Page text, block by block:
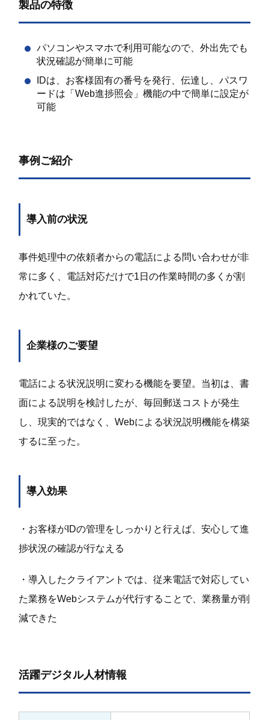
製品の特徴
パソコンやスマホで利用可能なので、外出先でも
状況確認が簡単に可能
IDは、お客様固有の番号を発行、伝達し、パスワ
ードは「Web進捗照会」機能の中で簡単に設定が
可能
事例ご紹介
導入前の状況
事件処理中の依頼者からの電話による問い合わせが非
常に多く、電話対応だけで1 日の作業時間の多くが割
かれていた。
企業様のご要望
電話による状況説明に変わる機能を要望。当初は、書
面による説明を検討したが、毎回郵送コストが発生
し、現実的ではなく、Webによる状況説明機能を構築
するに至った。
導入効果
・お客様が IDの管理をしっかりと行えば、安心して進
捗状況の確認が行なえる
・導入したクライアントでは、従来電話で対応してい
た業務をWebシステムが代行することで、業務量が削
減できた
活躍デジタル人材情報